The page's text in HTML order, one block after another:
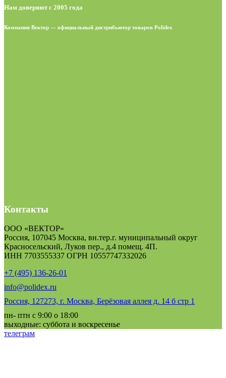
Нам доверяют с 2005 года
Компания Вектор — официальный дистрибьютор товаров Polidex
Контакты
ООО «ВЕКТОР»
Россия, 107045 Москва, вн.тер.г. муниципальный округ
Красносельский, Луков пер., д.4 помещ. 4П.
ИНН 7703555337 ОГРН 10557747332026
+7 (495) 136-26-01
info@polidex.ru
Россия, 127273, г. Москва, Берёзовая аллея д. 14 б стр 1
пн- птн с 9:00 о 18:00
выходные: суббота и воскресенье
телеграм